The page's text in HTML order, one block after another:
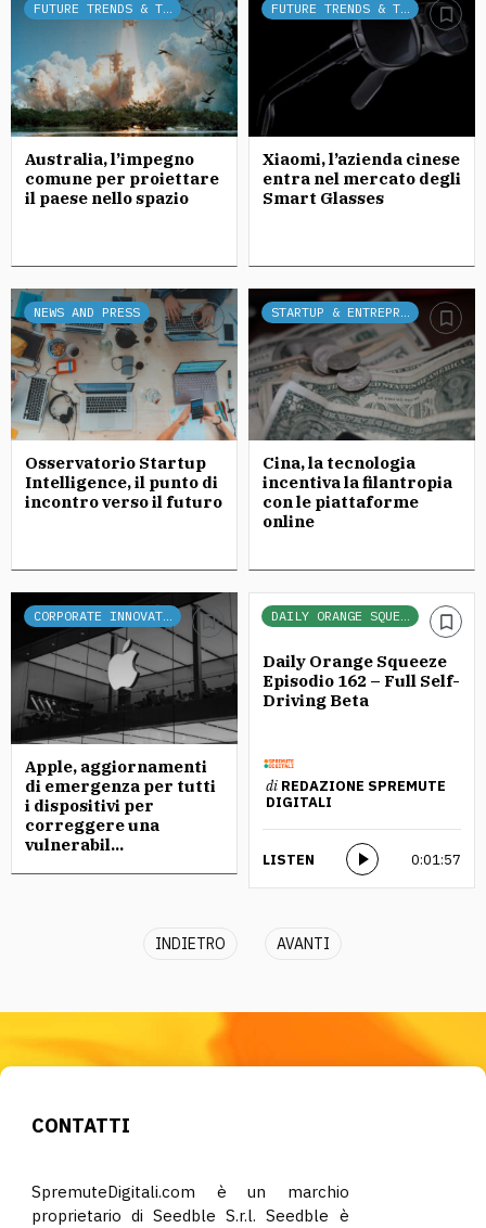
FUTURE TRENDS & TECH
Australia, l’impegno
comune per proiettare
il paese nello spazio
FUTURE TRENDS & TECH
Xiaomi, l’azienda cinese
entra nel mercato degli
Smart Glasses
NEWS AND PRESS
Osservatorio Startup
Intelligence, il punto di
incontro verso il futuro
STARTUP & ENTREPRENEURSHIP
Cina, la tecnologia
incentiva la filantropia
con le piattaforme
online
CORPORATE INNOVATION
Apple, aggiornamenti
di emergenza per tutti
i dispositivi per
correggere una
vulnerabil...
DAILY ORANGE SQUEEZE
Daily Orange Squeeze
Episodio 162 – Full Self-
Driving Beta
di REDAZIONE SPREMUTE
DIGITALI
LISTEN 0:01:57
INDIETRO AVANTI
CONTATTI
SpremuteDigitali.com è un marchio
proprietario di Seedble S.r.l. Seedble è